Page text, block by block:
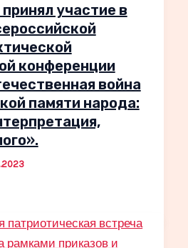
участие в
конференции
война
памяти народа: